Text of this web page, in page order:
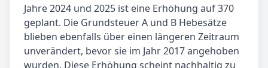
Jahre 2024 und 2025 ist eine Erhöhung auf 370
geplant. Die Grundsteuer A und B Hebesätze
blieben ebenfalls über einen längeren Zeitraum
unverändert, bevor sie im Jahr 2017 angehoben
wurden. Diese Erhöhung scheint nachhaltig zu